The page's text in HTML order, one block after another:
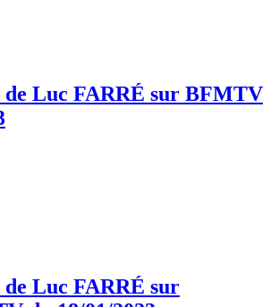
Luc FARRÉ sur BFMTV
Luc FARRÉ sur